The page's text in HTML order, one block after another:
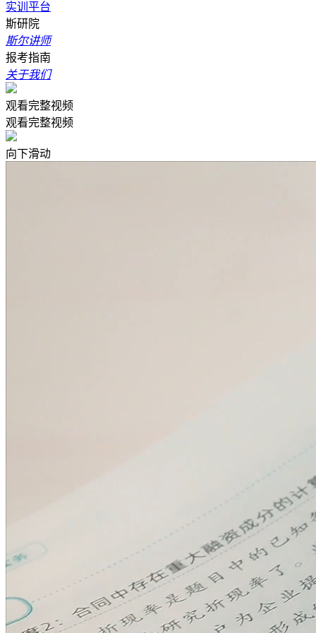
实训平台
斯研院
斯尔讲师
报考指南
关于我们
观看完整视频
观看完整视频
向下滑动